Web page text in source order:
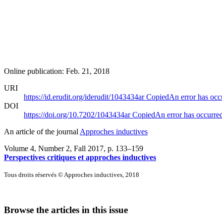
Online publication: Feb. 21, 2018
URI
https://id.erudit.org/iderudit/1043434arCopiedAn error has
DOI
https://doi.org/10.7202/1043434arCopiedAn error has
An article of the journal Approches inductives
Volume 4, Number 2, Fall 2017, p. 133–159
Perspectives critiques et approches inductives
Tous droits réservés © Approches inductives, 2018
Browse the articles in this issue